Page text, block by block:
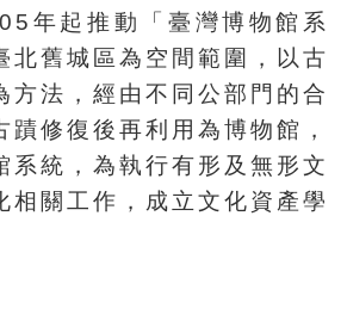
年起推動「臺灣博物館系
北舊城區為空間範圍，以古
方法，經由不同公部門的合
蹟修復後再利用為博物館，
系統，為執行有形及無形文
相關工作，成立文化資產學